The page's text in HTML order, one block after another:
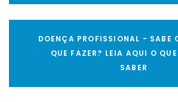
DOENÇA PROFISSIONAL - SABE
QUE FAZER? LEIA AQUI O
SABER